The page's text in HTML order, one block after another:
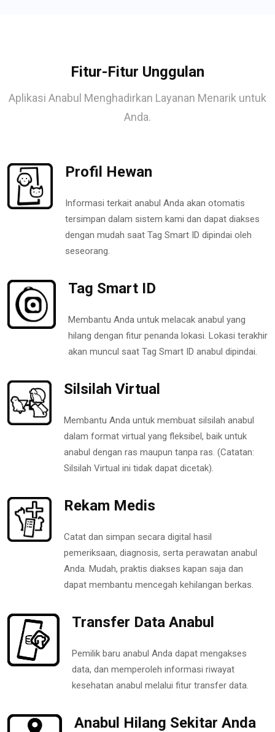
Fitur-Fitur Unggulan
Aplikasi Anabul Menghadirkan Layanan Menarik untuk
Anda.
Profil Hewan
Informasi terkait anabul Anda akan otomatis
tersimpan dalam sistem kami dan dapat diakses
dengan mudah saat Tag Smart ID dipindai oleh
seseorang.
Tag Smart ID
Membantu Anda untuk melacak anabul yang
hilang dengan fitur penanda lokasi. Lokasi terakhir
akan muncul saat Tag Smart ID anabul dipindai.
Silsilah Virtual
Membantu Anda untuk membuat silsilah anabul
dalam format virtual yang fleksibel, baik untuk
anabul dengan ras maupun tanpa ras. (Catatan:
Silsilah Virtual ini tidak dapat dicetak).
Rekam Medis
Catat dan simpan secara digital hasil
pemeriksaan, diagnosis, serta perawatan anabul
Anda. Mudah, praktis diakses kapan saja dan
dapat membantu mencegah kehilangan berkas.
Transfer Data Anabul
Pemilik baru anabul Anda dapat mengakses
data, dan memperoleh informasi riwayat
kesehatan anabul melalui fitur transfer data.
Anabul Hilang Sekitar Anda